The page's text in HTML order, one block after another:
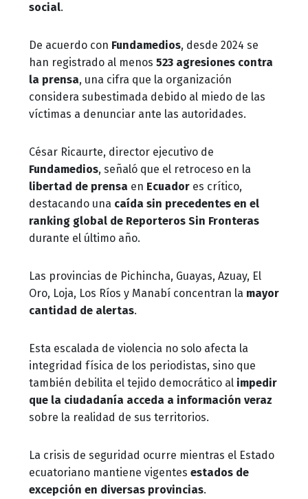
social.
De acuerdo con Fundamedios, desde 2024 se
han registrado al menos 523 agresiones contra
la prensa, una cifra que la organización
considera subestimada debido al miedo de las
víctimas a denunciar ante las autoridades.
César Ricaurte, director ejecutivo de
Fundamedios, señaló que el retroceso en la
libertad de prensa en Ecuador es crítico,
destacando una caída sin precedentes en el
ranking global de Reporteros Sin Fronteras
durante el último año.
Las provincias de Pichincha, Guayas, Azuay, El
Oro, Loja, Los Ríos y Manabí concentran la mayor
cantidad de alertas.
Esta escalada de violencia no solo afecta la
integridad física de los periodistas, sino que
también debilita el tejido democrático al impedir
que la ciudadanía acceda a información veraz
sobre la realidad de sus territorios.
La crisis de seguridad ocurre mientras el Estado
ecuatoriano mantiene vigentes estados de
excepción en diversas provincias.